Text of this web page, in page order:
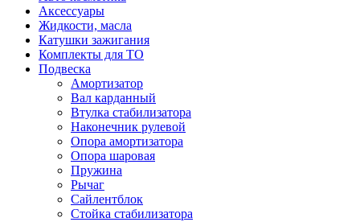
Аксессуары
Жидкости, масла
Катушки зажигания
Комплекты для ТО
Подвеска
Амортизатор
Вал карданный
Втулка стабилизатора
Наконечник рулевой
Опора амортизатора
Опора шаровая
Пружина
Рычаг
Сайлентблок
Стойка стабилизатора